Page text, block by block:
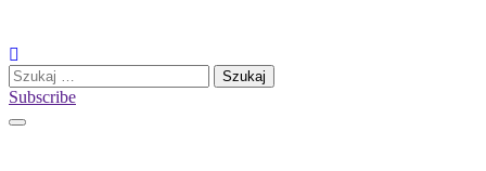
content
Szukaj:
Subscribe